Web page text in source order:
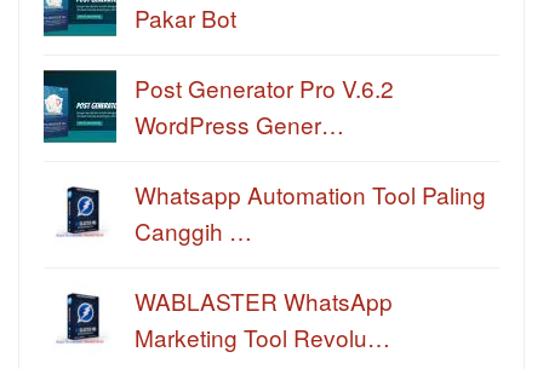
Pakar Bot
Post Generator Pro V.6.2
WordPress Gener…
Whatsapp Automation Tool Paling
Canggih …
WABLASTER WhatsApp
Marketing Tool Revolu…